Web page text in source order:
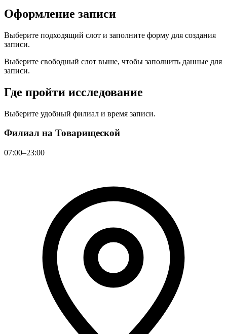
Оформление записи
Выберите подходящий слот и заполните форму для создания
записи.
Выберите свободный слот выше, чтобы заполнить данные для
записи.
Где пройти исследование
Выберите удобный филиал и время записи.
Филиал на Товарищеской
07:00–23:00